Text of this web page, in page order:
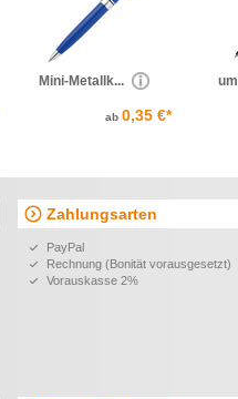
Mini-Metallk...
ab 0,35 €*
Zahlungsarten
PayPal
Rechnung (Bonität vorausgesetzt)
Vorauskasse 2%